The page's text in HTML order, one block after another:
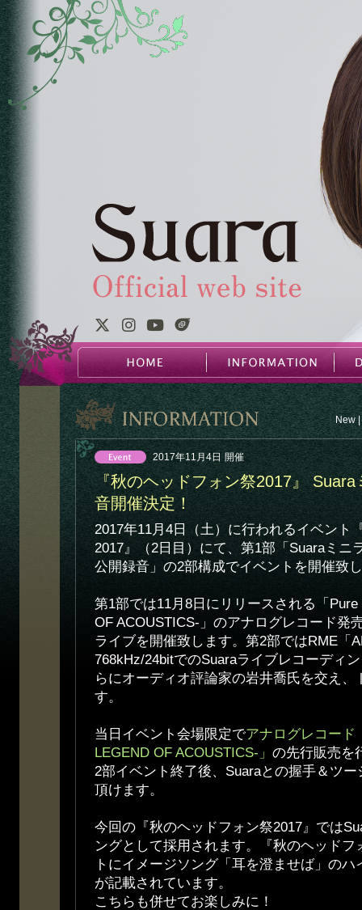
New |
2017年11月4日 開催
『秋のヘッドフォン祭2017』 Suara
音開催決定！
2017年11月4日（土）に行われるイベント
2017』（2日目）にて、第1部「Suaraミニ
公開録音」の2部構成でイベントを開催致
第1部では11月8日にリリースされる「
OF ACOUSTICS-」のアナログレコード発
ライブを開催致します。第2部ではRME「
768kHz/24bitでのSuaraライブレコーディ
らにオーディオ評論家の岩井喬氏を交え
す。
当日イベント会場限定でアナログレコード
LEGEND OF ACOUSTICS-」 の先行販売を
2部イベント終了後、Suaraとの握手＆ツ
頂けます。
今回の『秋のヘッドフォン祭2017』では
ングとして採用されます。『秋のヘッドフ
トにイメージソング「耳を澄ませば」の
が記載されています。
こちらも併せてお楽しみに！